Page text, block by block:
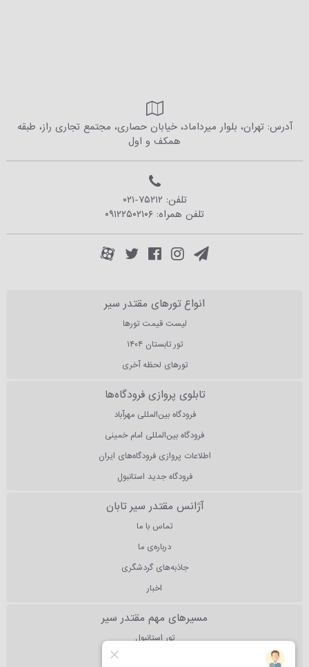
آدرس: تهران، بلوار میرداماد، خیابان حصاری، مجتمع تجاری راز، طبقه
همکف و اول
تلفن: ۰۲۱-۷۵۲۱۲
تلفن همراه: ۰۹۱۲۲۵۰۲۱۰۶
انواع تورهای مقتدر سیر
لیست قیمت تورها
تور تابستان ۱۴۰۴
تورهای لحظه آخری
تابلوی پروازی فرودگاه‌ها
فرودگاه بین‌المللی مهرآباد
فرودگاه بین‌المللی امام خمینی
اطلاعات پروازی فرودگاه‌های ایران
فرودگاه جدید استانبول
آژانس مقتدر سیر تابان
تماس با ما
درباره‌ی ما
جاذبه‌های گردشگری
اخبار
مسیرهای مهم مقتدر سیر
تور استانبول